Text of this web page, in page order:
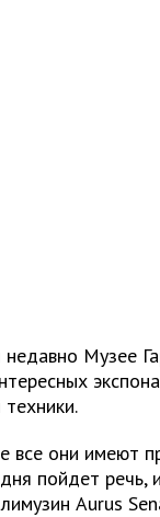
Музее
все они имеют
пойдет
Aurus